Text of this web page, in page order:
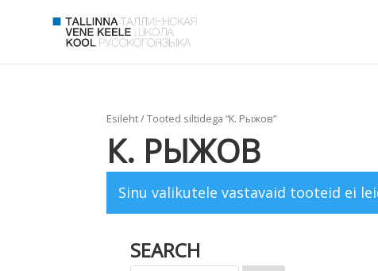
Esileht/ Tooted siltidega “К. Рыжов”
К. РЫЖОВ
Sinu valikutele vastavaid tooteid ei
SEARCH